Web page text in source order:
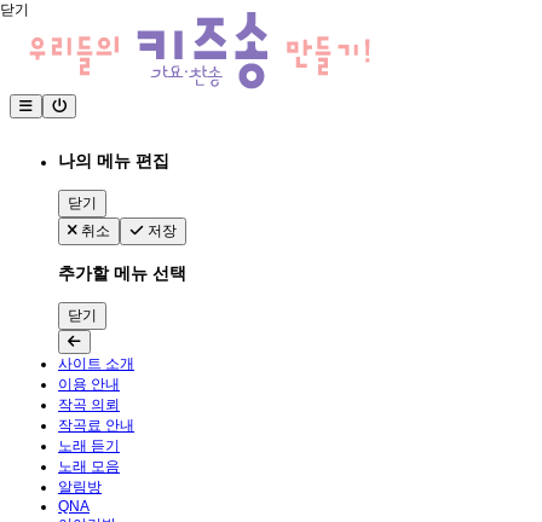
나의 메뉴 편집
닫기
취소
저장
추가할 메뉴 선택
닫기
사이트 소개
이용 안내
작곡 의뢰
작곡료 안내
노래 듣기
노래 모음
알림방
QNA
닫기